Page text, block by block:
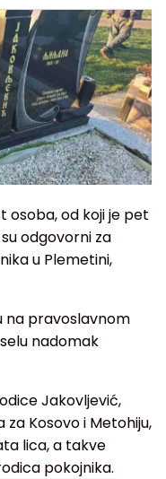
osoba, od koji je pet
odgovorni za
u Plemetini,
na pravoslavnom
nadomak
Jakovljević,
Kosovo i Metohiju,
lica, a takve
pokojnika.